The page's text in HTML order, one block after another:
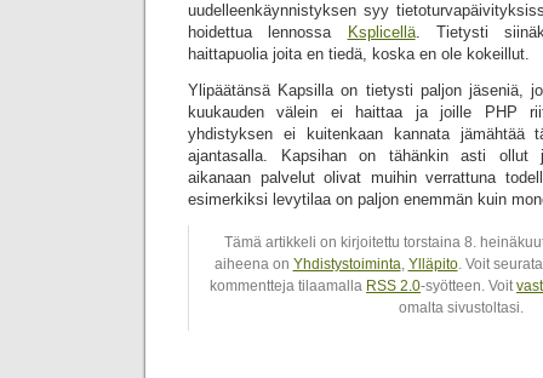
uudelleenkäynnistyksen syy
hoidettua lennossa
Ksplicellä. Tietysti
haittapuolia joita en tiedä, koska en ole kokeillut.
Ylipäätänsä Kapsilla on tietysti paljon jäseniä,
kuukauden välein ei haittaa ja joille PHP
yhdistyksen ei kuitenkaan kannata jämähtää
ajantasalla. Kapsihan on tähänkin asti ollut
aikanaan palvelut olivat muihin verrattuna
esimerkiksi levytilaa on paljon enemmän kuin
Tämä artikkeli on kirjoitettu torstaina 8.
aiheena on Yhdistystoiminta, Ylläpito. Voit
kommentteja tilaamalla RSS 2.0-syötteen. Voit
omalta sivustoltasi.